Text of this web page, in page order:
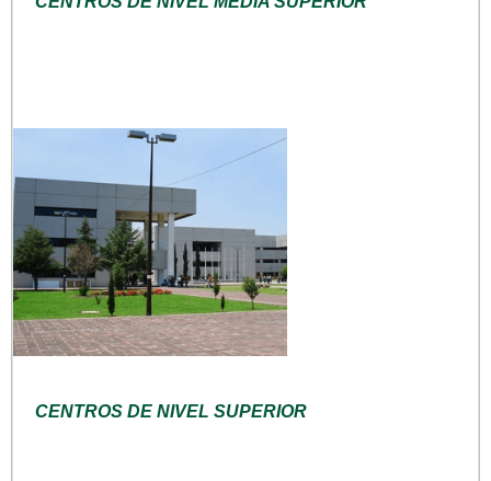
CENTROS DE NIVEL SUPERIOR